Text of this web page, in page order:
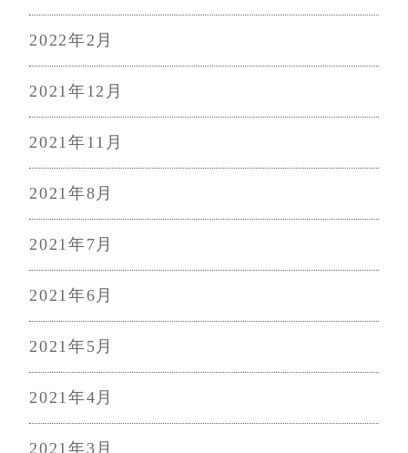
2022年2月
2021年12月
2021年11月
2021年8月
2021年7月
2021年6月
2021年5月
2021年4月
2021年3月